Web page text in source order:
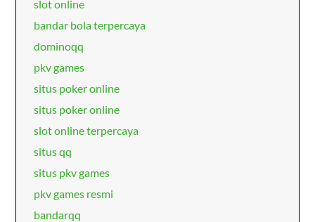
slot online
bandar bola terpercaya
dominoqq
pkv games
situs poker online
situs poker online
slot online terpercaya
situs qq
situs pkv games
pkv games resmi
bandarqq